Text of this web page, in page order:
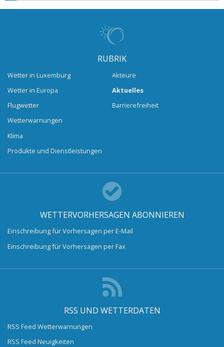
RUBRIK
Wetter in Luxemburg
Wetter in Europa
Flugwetter
Wetterwarnungen
Klima
Produkte und Dienstleistungen
Akteure
Aktuelles
Barrierefreiheit
WETTERVORHERSAGEN ABONNIEREN
Einschreibung für Vorhersagen per E-Mail
Einschreibung für Vorhersagen per Fax
RSS UND WETTERDATEN
RSS Feed Wetterwarnungen
RSS Feed Neuigkeiten